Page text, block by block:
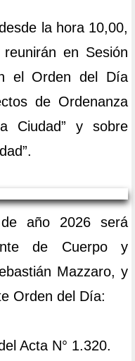
la hora 10,00,
en Sesión
el Orden del Día
de Ordenanza
Ciudad” y sobre
año 2026 será
de Cuerpo y
Mazzaro, y
Orden del Día:
Acta N° 1.320.